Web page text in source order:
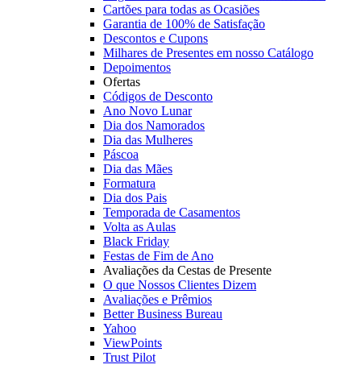
Cartões para todas as Ocasiões
Garantia de 100% de Satisfação
Descontos e Cupons
Milhares de Presentes em nosso Catálogo
Depoimentos
Ofertas
Códigos de Desconto
Ano Novo Lunar
Dia dos Namorados
Dia das Mulheres
Páscoa
Dia das Mães
Formatura
Dia dos Pais
Temporada de Casamentos
Volta as Aulas
Black Friday
Festas de Fim de Ano
Avaliações da Cestas de Presente
O que Nossos Clientes Dizem
Avaliações e Prêmios
Better Business Bureau
Yahoo
ViewPoints
Trust Pilot